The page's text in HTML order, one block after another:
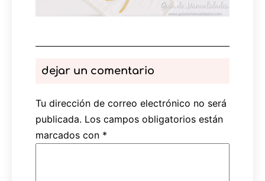
dejar un comentario
Tu dirección de correo electrónico no será
publicada. Los campos obligatorios están
marcados con *